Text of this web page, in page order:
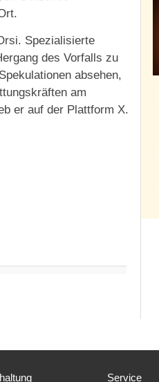
Spezialisierte
des Vorfalls zu
absehen,
am
er auf der Plattform X.
Service